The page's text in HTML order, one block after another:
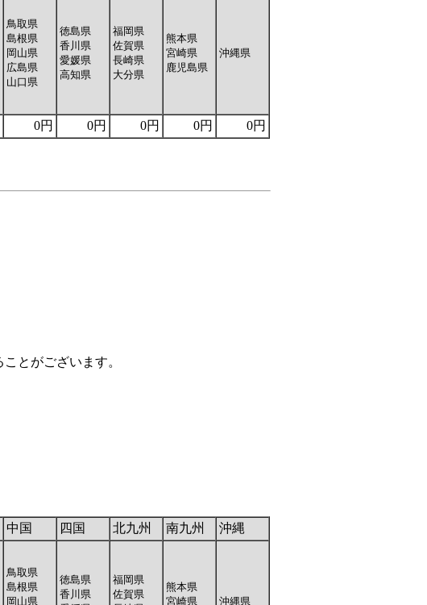
鳥取県
島根県
岡山県
広島県
山口県
徳島県
香川県
愛媛県
高知県
福岡県
佐賀県
長崎県
大分県
熊本県
宮崎県
鹿児島県
沖縄県
0円 0円 0円 0円
0円
とがございます。
中国 四国 北九州 南九州 沖縄
鳥取県
島根県
岡山県
徳島県
香川県
福岡県
佐賀県
熊本県
宮崎県
沖縄県